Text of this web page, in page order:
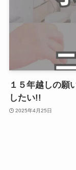
１５年越しの願
したい!!
2025年4月25日